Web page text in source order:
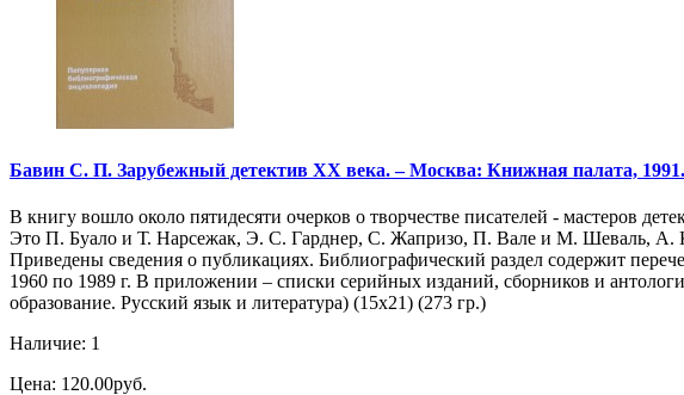
Бавин С. П. Зарубежный детектив XX века. – Москва: Книжная палата, 1991.
В книгу вошло около пятидесяти очерков о творчестве писателей - мастеров
Это П. Буало и Т. Нарсежак, Э. С. Гарднер, С. Жапризо, П. Вале и М. Шеваль,
Приведены сведения о публикациях. Библиографический раздел содержит
1960 по 1989 г. В приложении – списки серийных изданий, сборников и
образование. Русский язык и литература) (15х21) (273 гр.)
Наличие: 1
Цена: 120.00руб.